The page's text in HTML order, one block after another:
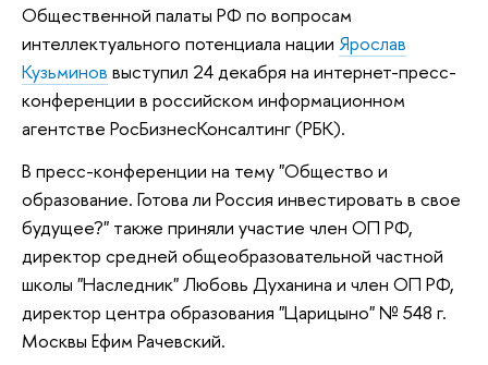
Общественной палаты РФ по вопросам
интеллектуального потенциала нации Ярослав
Кузьминов выступил 24 декабря на интернет-пресс-
конференции в российском информационном
агентстве РосБизнесКонсалтинг (РБК).
В пресс-конференции на тему "Общество и
образование. Готова ли Россия инвестировать в свое
будущее?" также приняли участие член ОП РФ,
директор средней общеобразовательной частной
школы "Наследник" Любовь Духанина и член ОП РФ,
директор центра образования "Царицыно" № 548 г.
Москвы Ефим Рачевский.